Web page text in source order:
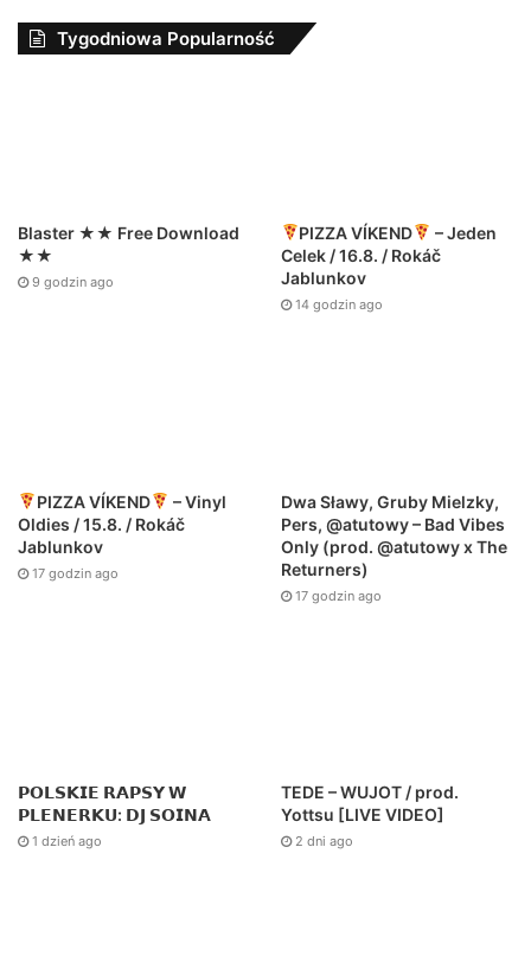
Tygodniowa Popularność
Blaster ★★ Free Download
★★
9 godzin ago
PIZZA VÍKEND
– Jeden
Celek / 16.8. / Rokáč
Jablunkov
14 godzin ago
PIZZA VÍKEND
– Vinyl
Oldies / 15.8. / Rokáč
Jablunkov
17 godzin ago
Dwa Sławy, Gruby Mielzky,
Pers, @atutowy – Bad Vibes
Only (prod. @atutowy x The
Returners)
17 godzin ago
𝗣𝗢𝗟𝗦𝗞𝗜𝗘 𝗥𝗔𝗣𝗦𝗬 𝗪
𝗣𝗟𝗘𝗡𝗘𝗥𝗞𝗨: 𝗗𝗝 𝗦𝗢𝗜𝗡𝗔
1 dzień ago
TEDE – WUJOT / prod.
Yottsu [LIVE VIDEO]
2 dni ago